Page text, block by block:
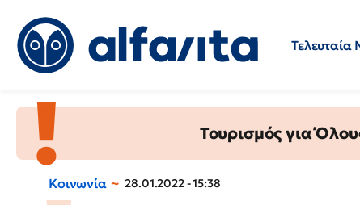
Τελευταία
Τουρισμός για
Κοινωνία 28.01.2022 - 15:38